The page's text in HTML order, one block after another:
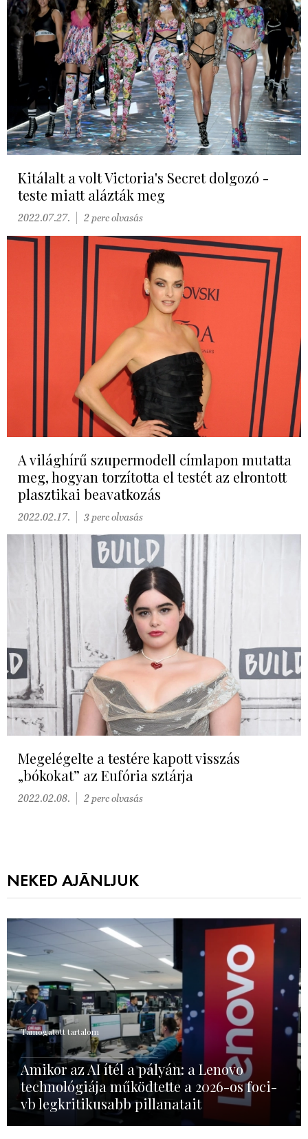
Kitálalt a volt Victoria's Secret dolgozó -
teste miatt alázták meg
2022.07.27. 2 perc olvasás
A világhírű szupermodell címlapon mutatta
meg, hogyan torzította el testét az elrontott
plasztikai beavatkozás
2022.02.17. 3 perc olvasás
Megelégelte a testére kapott visszás
„bókokat” az Eufória sztárja
2022.02.08. 2 perc olvasás
NEKED AJÁNLJUK
Támogatott tartalom
Amikor az AI ítél a pályán: a Lenovo
technológiája működtette a 2026-os foci-
vb legkritikusabb pillanatait